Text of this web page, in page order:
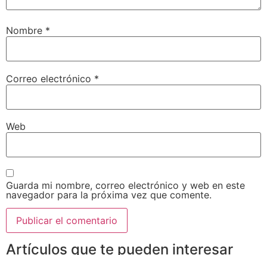
Nombre *
Correo electrónico *
Web
Guarda mi nombre, correo electrónico y web en este
navegador para la próxima vez que comente.
Artículos que te pueden interesar